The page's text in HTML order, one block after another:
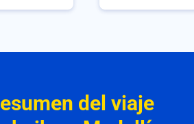
del viaje